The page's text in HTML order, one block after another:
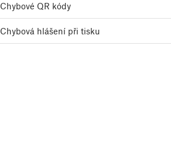
Chybové QR kódy
Chybová hlášení při tisku